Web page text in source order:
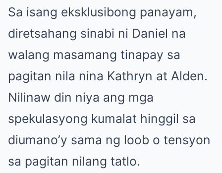
Sa isang eksklusibong panayam,
diretsahang sinabi ni Daniel na
walang masamang tinapay sa
pagitan nila nina Kathryn at Alden.
Nilinaw din niya ang mga
spekulasyong kumalat hinggil sa
diumano’y sama ng loob o tensyon
sa pagitan nilang tatlo.